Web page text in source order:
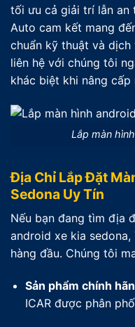
tối ưu cả giải trí lẫn an
Auto cam kết mang
chuẩn kỹ thuật và dịch
liên hệ với chúng tôi
khác biệt khi nâng cấp
Lắp màn
Địa Chỉ Lắp Đặt
Sedona Uy Tín
Nếu bạn đang tìm địa
android xe kia
hàng đầu. Chúng tôi
Sản phẩm chính
ICAR được phân